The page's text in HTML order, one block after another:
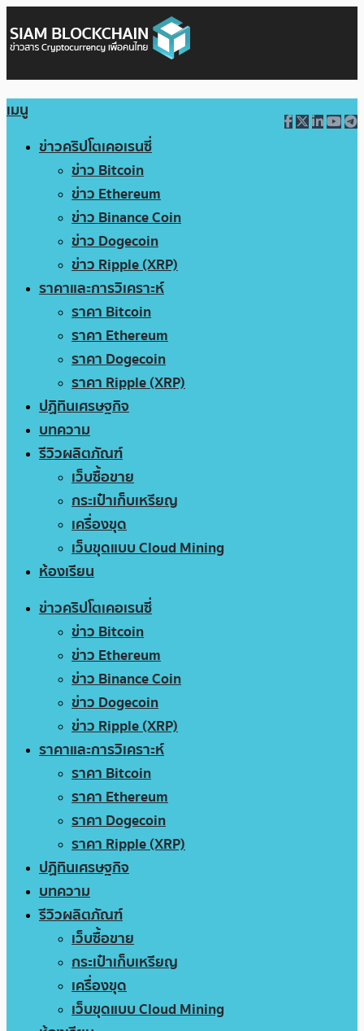
เมนู
ข่าวคริปโตเคอเรนซี่
ข่าว Bitcoin
ข่าว Ethereum
ข่าว Binance Coin
ข่าว Dogecoin
ข่าว Ripple (XRP)
ราคาและการวิเคราะห์
ราคา Bitcoin
ราคา Ethereum
ราคา Dogecoin
ราคา Ripple (XRP)
ปฏิทินเศรษฐกิจ
บทความ
รีวิวผลิตภัณฑ์
เว็บซื้อขาย
กระเป๋าเก็บเหรียญ
เครื่องขุด
เว็บขุดแบบ Cloud Mining
ห้องเรียน
ข่าวคริปโตเคอเรนซี่
ข่าว Bitcoin
ข่าว Ethereum
ข่าว Binance Coin
ข่าว Dogecoin
ข่าว Ripple (XRP)
ราคาและการวิเคราะห์
ราคา Bitcoin
ราคา Ethereum
ราคา Dogecoin
ราคา Ripple (XRP)
ปฏิทินเศรษฐกิจ
บทความ
รีวิวผลิตภัณฑ์
เว็บซื้อขาย
กระเป๋าเก็บเหรียญ
เครื่องขุด
เว็บขุดแบบ Cloud Mining